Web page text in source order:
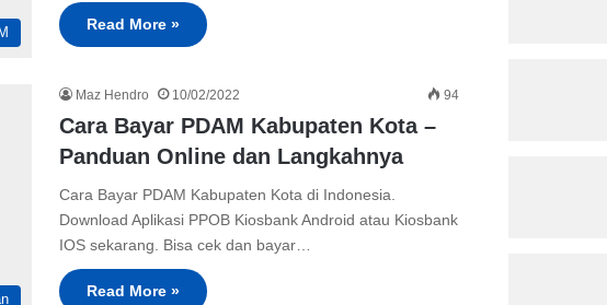
Read More »
Maz Hendro 10/02/2022 94
Cara Bayar PDAM Kabupaten Kota –
Panduan Online dan Langkahnya
Cara Bayar PDAM Kabupaten Kota di Indonesia.
Download Aplikasi PPOB Kiosbank Android atau Kiosbank
IOS sekarang. Bisa cek dan bayar…
Read More »